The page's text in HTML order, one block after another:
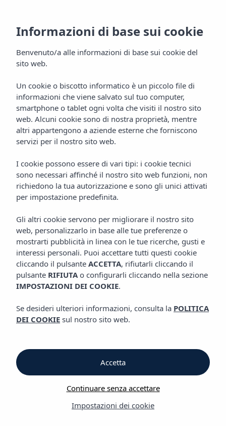
Galleria
Apartamentos Vibra Tropical
Garden
Home Ibiza
Ibiza Città
Appartamenti Vibra Tropical Garden
GALLERIA
Galleria
Galleria
Appartamenti Vibra Tropical
Informazioni di base sui cookie
Benvenuto/a alle informazioni di base sui cookie del
sito web.
Un cookie o biscotto informatico è un piccolo file di
informazioni che viene salvato sul tuo computer,
smartphone o tablet ogni volta che visiti il nostro sito
web. Alcuni cookie sono di nostra proprietà, mentre
altri appartengono a aziende esterne che forniscono
servizi per il nostro sito web.
I cookie possono essere di vari tipi: i cookie tecnici
sono necessari affinché il nostro sito web funzioni, non
richiedono la tua autorizzazione e sono gli unici attivati
per impostazione predefinita.
Gli altri cookie servono per migliorare il nostro sito
web, personalizzarlo in base alle tue preferenze o
mostrarti pubblicità in linea con le tue ricerche, gusti e
interessi personali. Puoi accettare tutti questi cookie
cliccando il pulsante ACCETTA, rifiutarli cliccando il
pulsante RIFIUTAo configurarli cliccando nella sezione
IMPOSTAZIONI DEI COOKIE.
Se desideri ulteriori informazioni, consulta la POLITICA
DEI COOKIE sul nostro sito web.
Impostazioni dei cookie
Continuare senza accettare
Accetta